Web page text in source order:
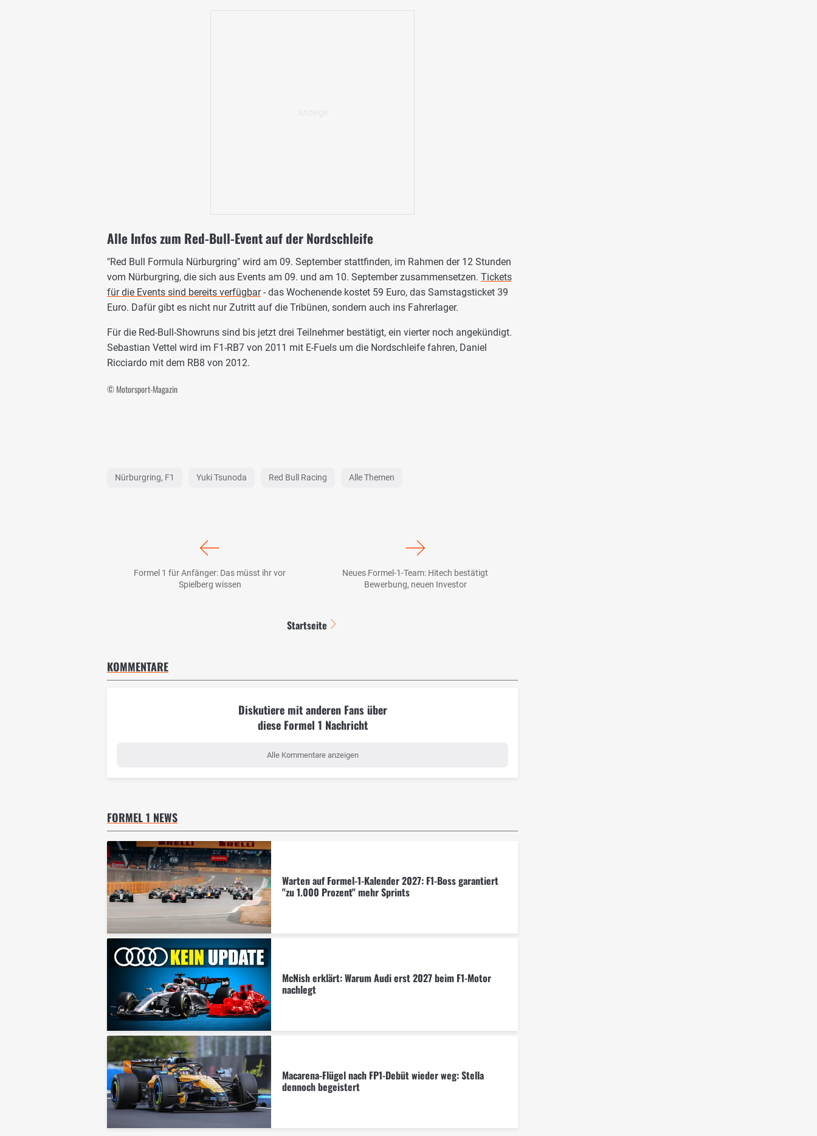
Alle Infos zum Red-Bull-Event auf der Nordschleife
"Red Bull Formula Nürburgring" wird am 09. September stattfinden, im Rahmen der 12 Stunden
vom Nürburgring, die sich aus Events am 09. und am 10. September zusammensetzen. Tickets
für die Events sind bereits verfügbar- das Wochenende kostet 59 Euro, das Samstagsticket 39
Euro. Dafür gibt es nicht nur Zutritt auf die Tribünen, sondern auch ins Fahrerlager.
Für die Red-Bull-Showruns sind bis jetzt drei Teilnehmer bestätigt, ein vierter noch angekündigt.
Sebastian Vettel wird im F1-RB7 von 2011 mit E-Fuels um die Nordschleife fahren, Daniel
Ricciardo mit dem RB8 von 2012.
© Motorsport-Magazin
Nürburgring, F1 Yuki Tsunoda Red Bull Racing Alle Themen
Formel 1 für Anfänger: Das müsst ihr vor
Spielberg wissen
Neues Formel-1-Team: Hitech bestätigt
Bewerbung, neuen Investor
Startseite
KOMMENTARE
Diskutiere mit anderen Fans über
diese Formel 1 Nachricht
Alle Kommentare anzeigen
FORMEL 1 NEWS
Warten auf Formel-1-Kalender 2027: F1-Boss garantiert
"zu 1.000 Prozent" mehr Sprints
McNish erklärt: Warum Audi erst 2027 beim F1-Motor
nachlegt
Macarena-Flügel nach FP1-Debüt wieder weg: Stella
dennoch begeistert